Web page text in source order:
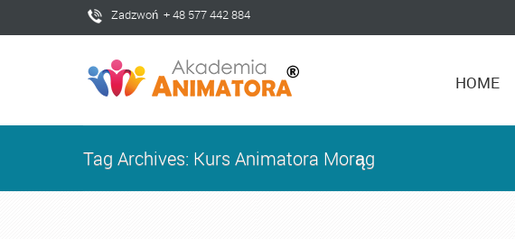
Zadzwoń + 48 577 442 884
HOME
Tag Archives: Kurs Animatora Morąg